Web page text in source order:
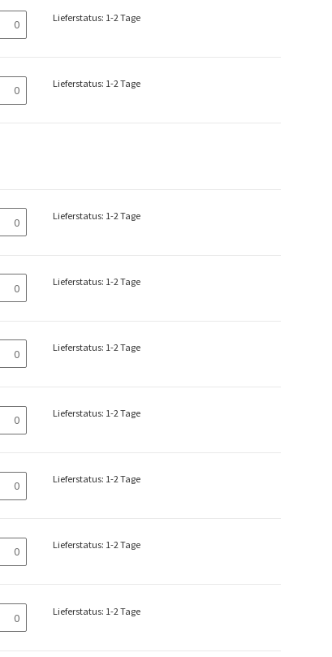
Lieferstatus: 1-2 Tage
Lieferstatus: 1-2 Tage
Lieferstatus: 1-2 Tage
Lieferstatus: 1-2 Tage
Lieferstatus: 1-2 Tage
Lieferstatus: 1-2 Tage
Lieferstatus: 1-2 Tage
Lieferstatus: 1-2 Tage
Lieferstatus: 1-2 Tage